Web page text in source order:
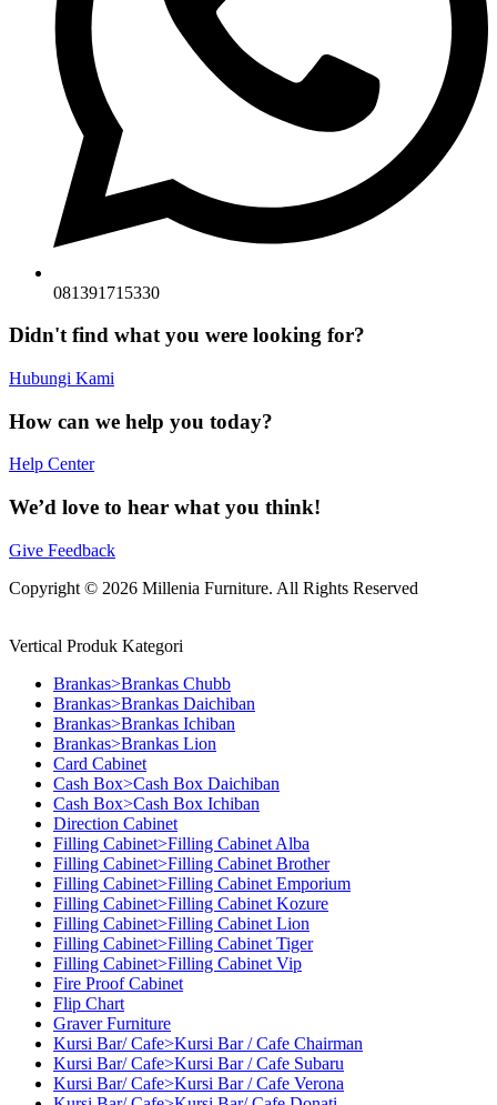
081391715330
Didn't find what you were looking for?
Hubungi Kami
How can we help you today?
Help Center
We’d love to hear what you think!
Give Feedback
Copyright © 2026 Millenia Furniture. All Rights Reserved
Vertical Produk Kategori
Brankas>Brankas Chubb
Brankas>Brankas Daichiban
Brankas>Brankas Ichiban
Brankas>Brankas Lion
Card Cabinet
Cash Box>Cash Box Daichiban
Cash Box>Cash Box Ichiban
Direction Cabinet
Filling Cabinet>Filling Cabinet Alba
Filling Cabinet>Filling Cabinet Brother
Filling Cabinet>Filling Cabinet Emporium
Filling Cabinet>Filling Cabinet Kozure
Filling Cabinet>Filling Cabinet Lion
Filling Cabinet>Filling Cabinet Tiger
Filling Cabinet>Filling Cabinet Vip
Fire Proof Cabinet
Flip Chart
Graver Furniture
Kursi Bar/ Cafe>Kursi Bar / Cafe Chairman
Kursi Bar/ Cafe>Kursi Bar / Cafe Subaru
Kursi Bar/ Cafe>Kursi Bar / Cafe Verona